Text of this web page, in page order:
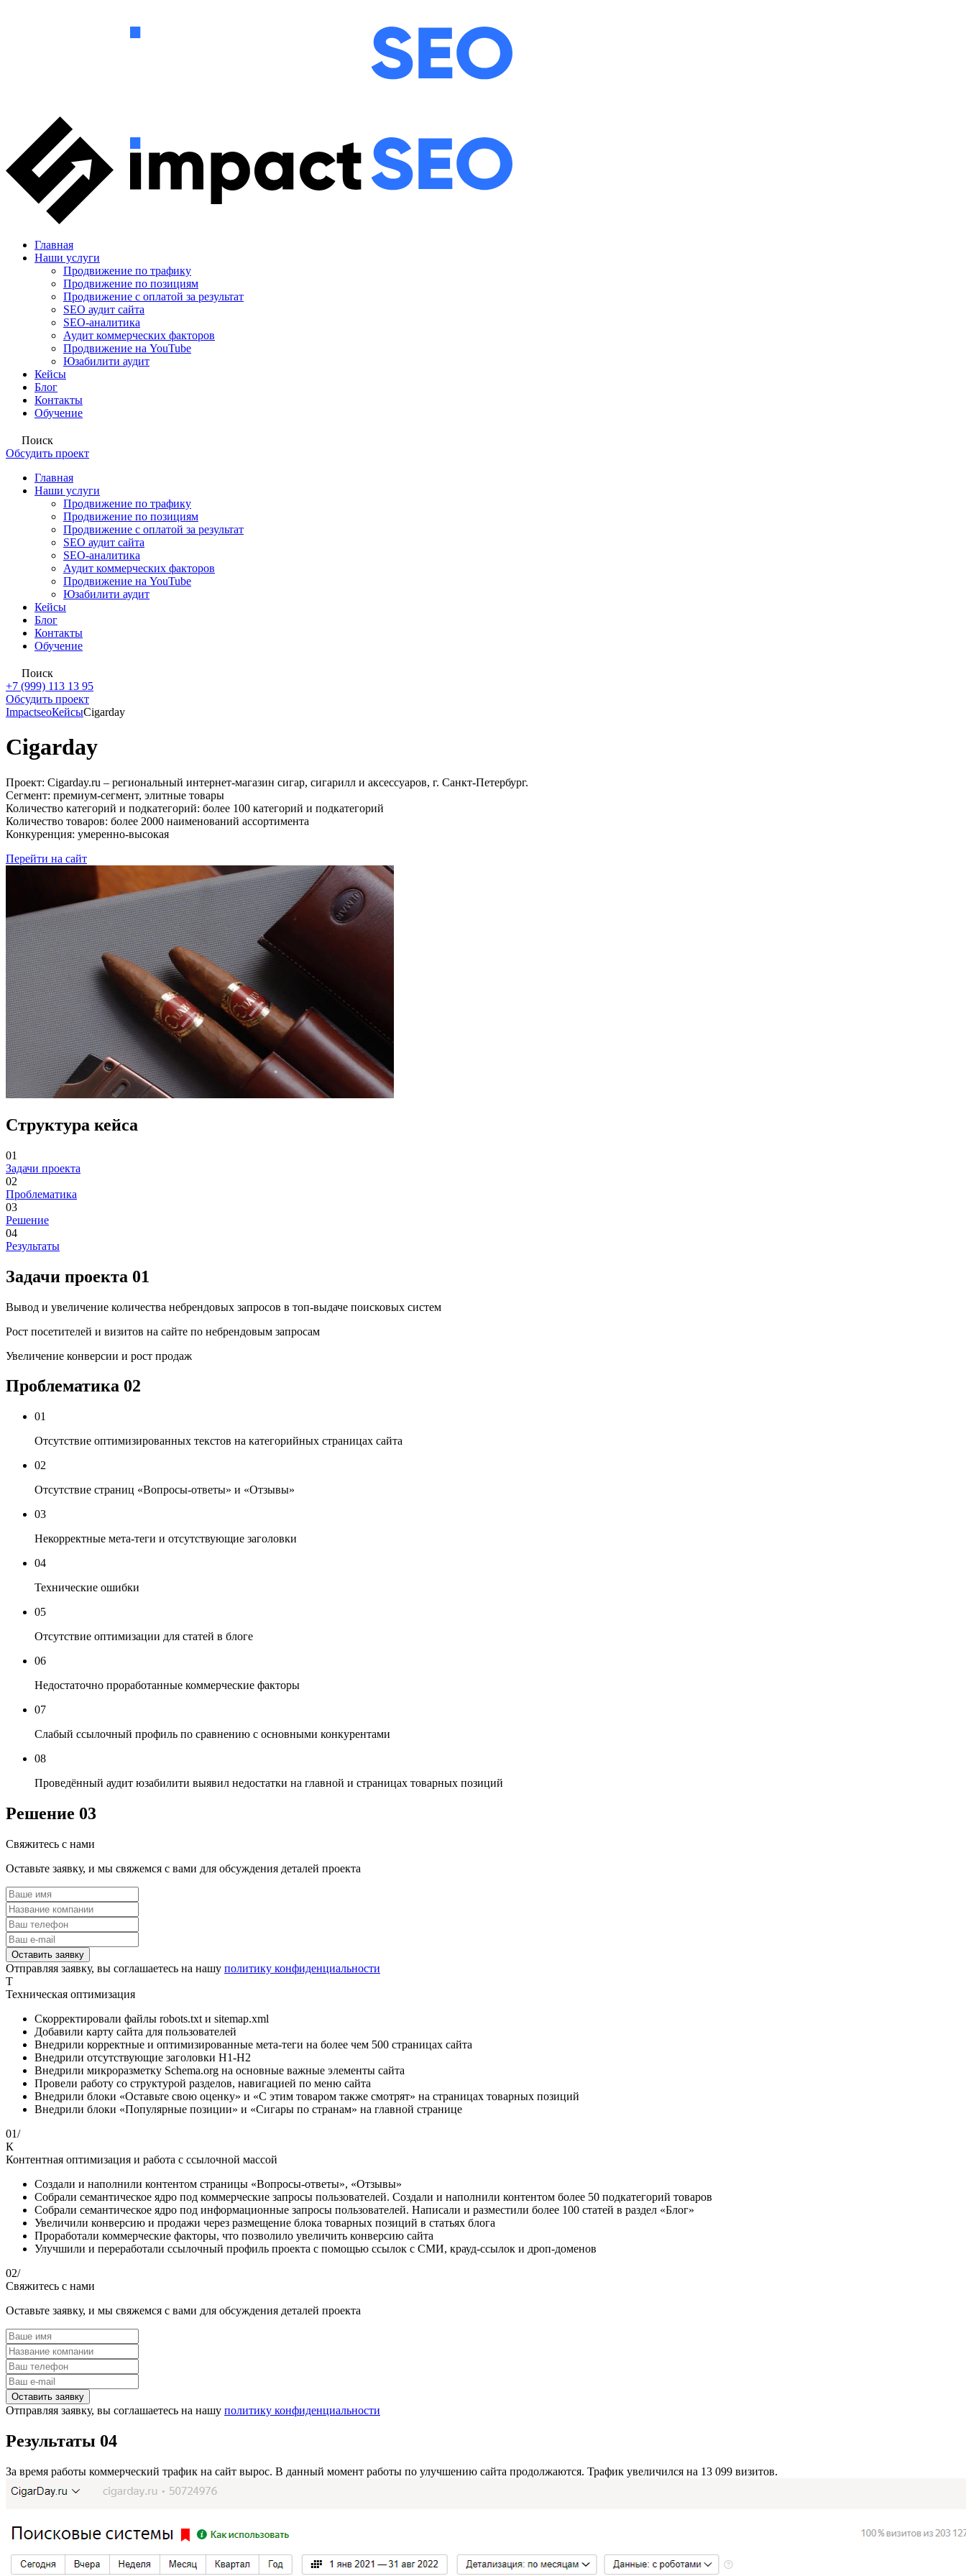
Главная
Наши услуги
Продвижение по трафику
Продвижение по позициям
Продвижение с оплатой за результат
SEO аудит сайта
SEO-аналитика
Аудит коммерческих факторов
Продвижение на YouTube
Юзабилити аудит
Кейсы
Блог
Контакты
Обучение
Поиск
Обсудить проект
Главная
Наши услуги
Продвижение по трафику
Продвижение по позициям
Продвижение с оплатой за результат
SEO аудит сайта
SEO-аналитика
Аудит коммерческих факторов
Продвижение на YouTube
Юзабилити аудит
Кейсы
Блог
Контакты
Обучение
Поиск
+7 (999) 113 13 95
Обсудить проект
ImpactseoКейсыCigarday
Cigarday
Проект: Cigarday.ru – региональный интернет-магазин сигар, сигарилл и аксессуаров, г. Санкт-Петербург.
Сегмент: премиум-сегмент, элитные товары
Количество категорий и подкатегорий: более 100 категорий и подкатегорий
Количество товаров: более 2000 наименований ассортимента
Конкуренция: умеренно-высокая
Перейти на сайт
Структура кейса
01
Задачи проекта
02
Проблематика
03
Решение
04
Результаты
Задачи проекта 01
Вывод и увеличение количества небрендовых запросов в топ-выдаче поисковых систем
Рост посетителей и визитов на сайте по небрендовым запросам
Увеличение конверсии и рост продаж
Проблематика 02
01
Отсутствие оптимизированных текстов на категорийных страницах сайта
02
Отсутствие страниц «Вопросы-ответы» и «Отзывы»
03
Некорректные мета-теги и отсутствующие заголовки
04
Технические ошибки
05
Отсутствие оптимизации для статей в блоге
06
Недостаточно проработанные коммерческие факторы
07
Слабый ссылочный профиль по сравнению с основными конкурентами
08
Проведённый аудит юзабилити выявил недостатки на главной и страницах товарных позиций
Решение 03
Свяжитесь с нами
Оставьте заявку, и мы свяжемся с вами для обсуждения деталей проекта
Отправляя заявку, вы соглашаетесь на нашу политику конфиденциальности
Т
Техническая оптимизация
Скорректировали файлы robots.txt и sitemap.xml
Добавили карту сайта для пользователей
Внедрили корректные и оптимизированные мета-теги на более чем 500 страницах сайта
Внедрили отсутствующие заголовки H1-H2
Внедрили микроразметку Schema.org на основные важные элементы сайта
Провели работу со структурой разделов, навигацией по меню сайта
Внедрили блоки «Оставьте свою оценку» и «С этим товаром также смотрят» на страницах товарных позиций
Внедрили блоки «Популярные позиции» и «Сигары по странам» на главной странице
01/
К
Контентная оптимизация и работа с ссылочной массой
Создали и наполнили контентом страницы «Вопросы-ответы», «Отзывы»
Собрали семантическое ядро под коммерческие запросы пользователей. Создали и наполнили контентом более 50 подкатегорий товаров
Собрали семантическое ядро под информационные запросы пользователей. Написали и разместили более 100 статей в раздел «Блог»
Увеличили конверсию и продажи через размещение блока товарных позиций в статьях блога
Проработали коммерческие факторы, что позволило увеличить конверсию сайта
Улучшили и переработали ссылочный профиль проекта с помощью ссылок с СМИ, крауд-ссылок и дроп-доменов
02/
Свяжитесь с нами
Оставьте заявку, и мы свяжемся с вами для обсуждения деталей проекта
Отправляя заявку, вы соглашаетесь на нашу политику конфиденциальности
Результаты 04
За время работы коммерческий трафик на сайт вырос. В данный момент работы по улучшению сайта продолжаются. Трафик увеличился на 13 099 визитов.